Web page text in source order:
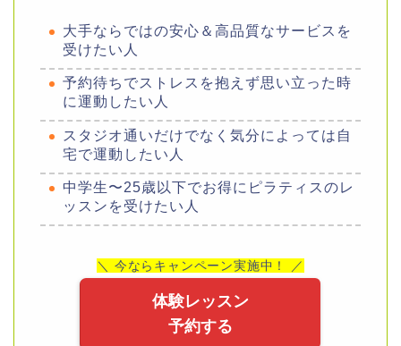
大手ならではの安心＆高品質なサービスを
受けたい人
予約待ちでストレスを抱えず思い立った時
に運動したい人
スタジオ通いだけでなく気分によっては自
宅で運動したい人
中学生〜25歳以下でお得にピラティスのレ
ッスンを受けたい人
＼ 今ならキャンペーン実施中！ ／
体験レッスン
予約する